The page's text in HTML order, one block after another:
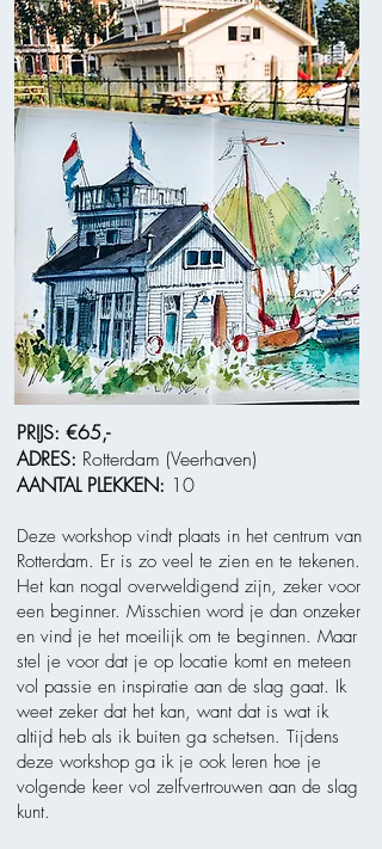
PRIJS: €65,-
ADRES: Rotterdam (Veerhaven)
AANTAL PLEKKEN: 10
Deze workshop vindt plaats in het centrum van
Rotterdam. Er is zo veel te zien en te tekenen.
Het kan nogal overweldigend zijn, zeker voor
een beginner. Misschien word je dan onzeker
en vind je het moeilijk om te beginnen. Maar
stel je voor dat je op locatie komt en meteen
vol passie en inspiratie aan de slag gaat. Ik
weet zeker dat het kan, want dat is wat ik
altijd heb als ik buiten ga schetsen. Tijdens
deze workshop ga ik je ook leren hoe je
volgende keer vol zelfvertrouwen aan de slag
kunt.